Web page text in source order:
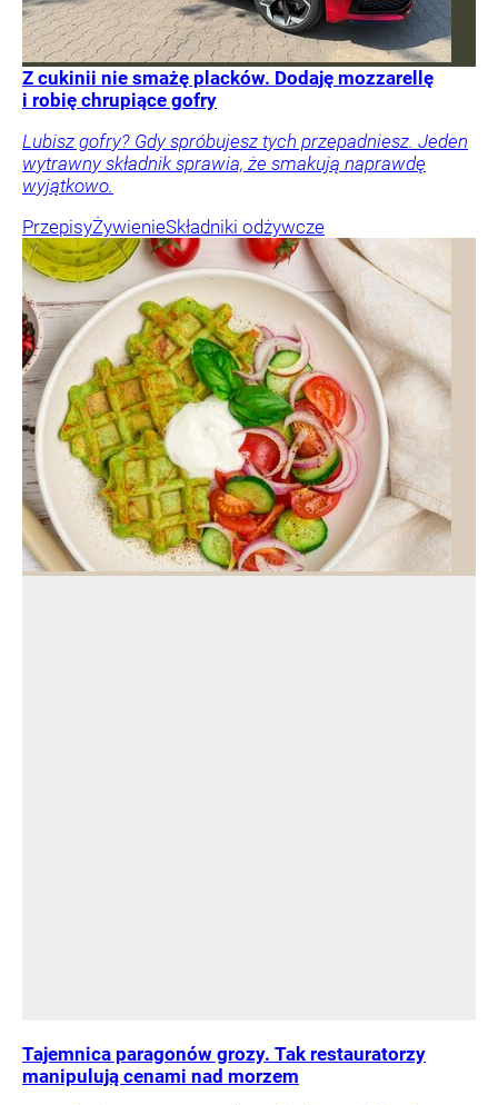
Z cukinii nie smażę placków. Dodaję mozzarellę
i robię chrupiące gofry
Lubisz gofry? Gdy spróbujesz tych przepadniesz. Jeden
wytrawny składnik sprawia, że smakują naprawdę
wyjątkowo.
PrzepisyŻywienieSkładniki odżywcze
Tajemnica paragonów grozy. Tak restauratorzy
manipulują cenami nad morzem